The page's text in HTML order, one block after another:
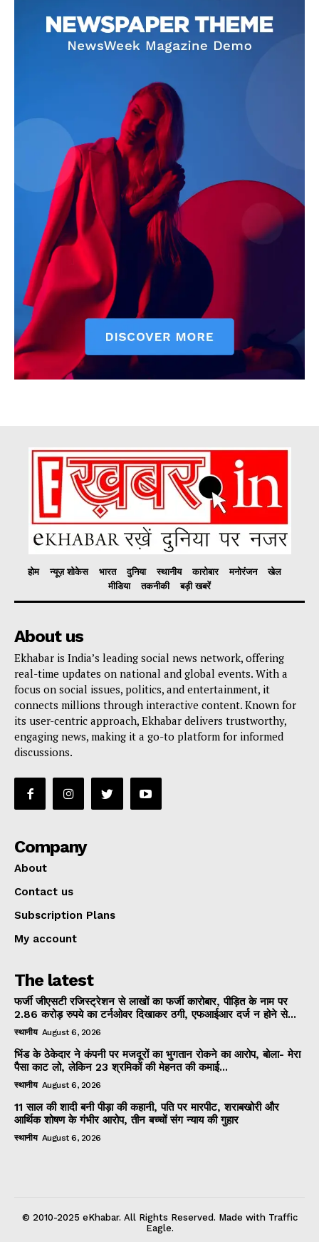
Contact us
Subscription Plans
My account
होम न्यूज़ शोकेस भारत दुनिया स्थानीय कारोबार मनोरंजन
खेल
मीडिया
तकनीकी बड़ी खबरें
About us
Ekhabar is India’s leading social news network, offering
real-time updates on national and global events. With a
focus on social issues, politics, and entertainment, it
connects millions through interactive content. Known for
its user-centric approach, Ekhabar delivers trustworthy,
engaging news, making it a go-to platform for informed
discussions.
Company
About
Contact us
Subscription Plans
My account
The latest
फर्जी जीएसटी रजिस्ट्रेशन से लाखों का फर्जी कारोबार, पीड़ित के नाम पर
2.86 करोड़ रुपये का टर्नओवर दिखाकर ठगी, एफआईआर दर्ज न होने से...
स्थानीय August 6, 2026
भिंड के ठेकेदार ने कंपनी पर मजदूरों का भुगतान रोकने का आरोप, बोला- मेरा
पैसा काट लो, लेकिन 23 श्रमिकों की मेहनत की कमाई...
स्थानीय August 6, 2026
11 साल की शादी बनी पीड़ा की कहानी, पति पर मारपीट, शराबखोरी और
आर्थिक शोषण के गंभीर आरोप, तीन बच्चों संग न्याय की गुहार
स्थानीय August 6, 2026
© 2010-2025 eKhabar. All Rights Reserved. Made with Traffic
Eagle.